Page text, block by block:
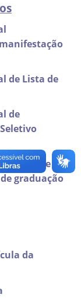
de Lista de
de
que rege o
graduação
da